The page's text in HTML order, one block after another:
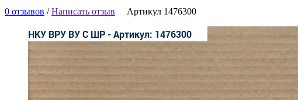
0 отзывов /Написать отзыв Артикул 1476300